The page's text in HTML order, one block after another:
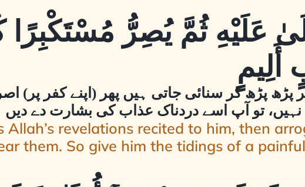
عَلَيْهِ ثُمَّ يُصِرُّ مُسْتَكْبِرًا
أَلِيمٍ
پڑھ کر سنائی جاتی ہیں پھر (اپنے کفر پر)
نہیں، تو آپ اسے دردناک عذاب کی بشارت دے دیں
Allah’s revelations recited to him, then
them. So give him the tidings of a